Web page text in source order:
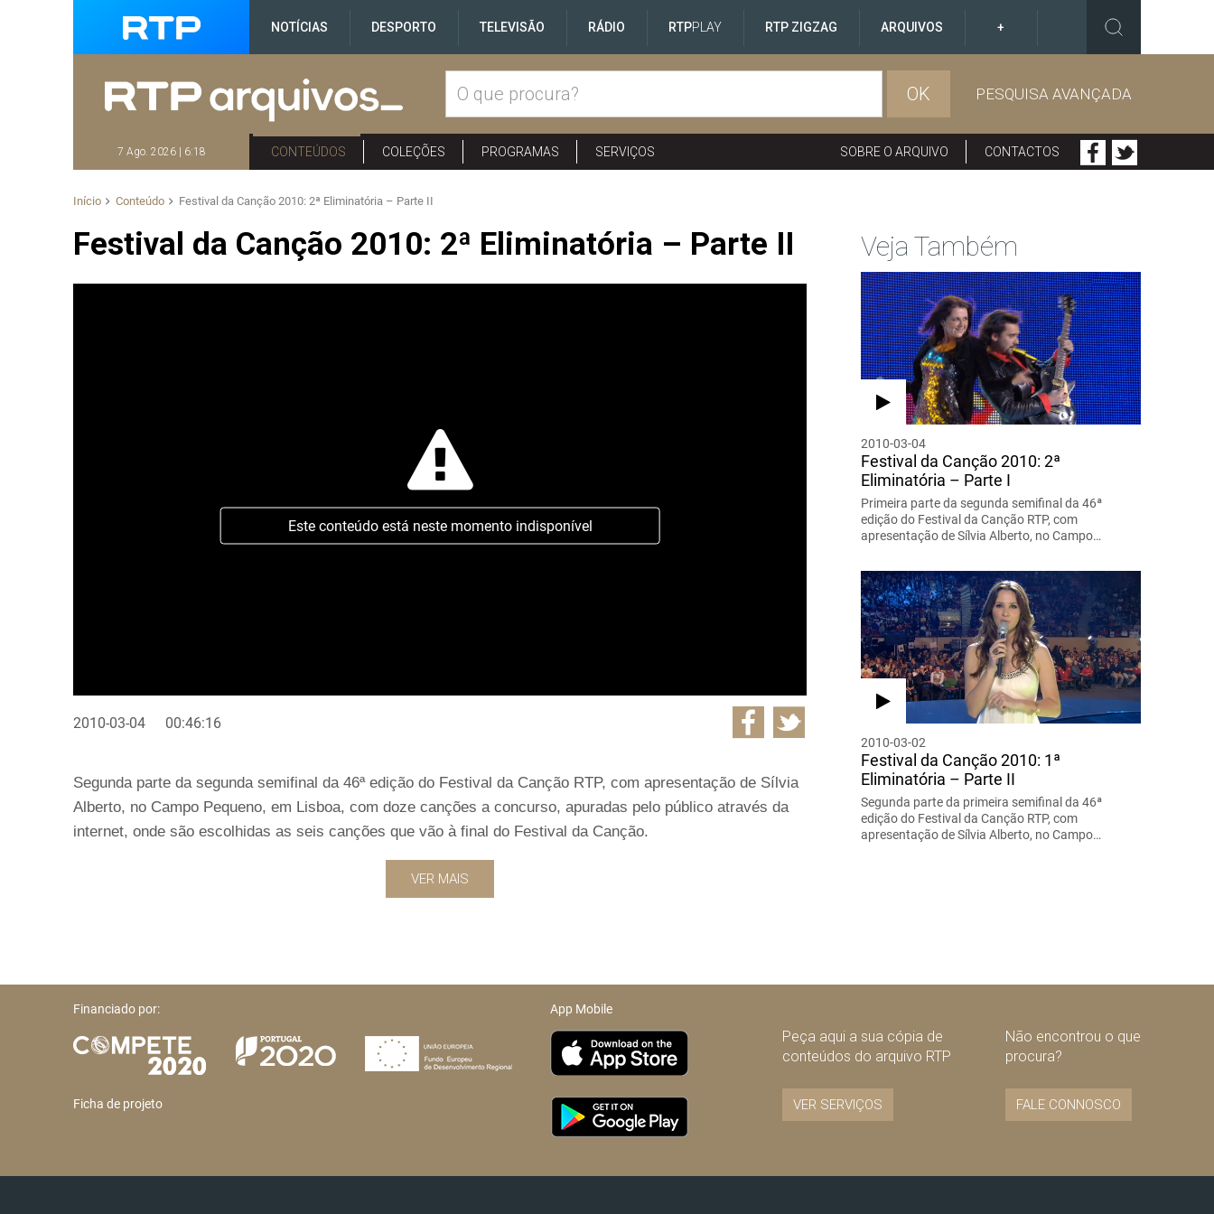
NOTÍCIAS DESPORTO TELEVISÃO RÁDIO RTPPLAY RTP ZIGZAG ARQUIVOS +
OK PESQUISA AVANÇADA
7 Ago. 2026 | 6:18 CONTEÚDOS COLEÇÕES PROGRAMAS SERVIÇOS SOBRE O ARQUIVO CONTACTOS
Início Conteúdo Festival da Canção 2010: 2ª Eliminatória – Parte II
Festival da Canção 2010: 2ª Eliminatória – Parte II
Este conteúdo está neste momento indisponível
2010-03-04 00:46:16
Segunda parte da segunda semifinal da 46ª edição do Festival da Canção RTP, com apresentação de Sílvia
Alberto, no Campo Pequeno, em Lisboa, com doze canções a concurso, apuradas pelo público através da
internet, onde são escolhidas as seis canções que vão à final do Festival da Canção.
VER MAIS
Veja Também
2010-03-04
Festival da Canção 2010: 2ª
Eliminatória – Parte I
Primeira parte da segunda semifinal da 46ª
edição do Festival da Canção RTP, com
apresentação de Sílvia Alberto, no Campo…
2010-03-02
Festival da Canção 2010: 1ª
Eliminatória – Parte II
Segunda parte da primeira semifinal da 46ª
edição do Festival da Canção RTP, com
apresentação de Sílvia Alberto, no Campo…
Financiado por:
Ficha de projeto
App Mobile
Peça aqui a sua cópia de
conteúdos do arquivo RTP
VER SERVIÇOS
Não encontrou o que
procura?
FALE CONNOSCO